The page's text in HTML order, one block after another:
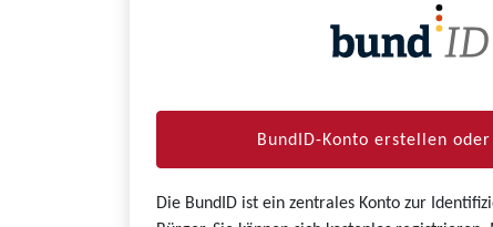
BundID-Konto erstellen
Die BundID ist ein zentrales Konto zur